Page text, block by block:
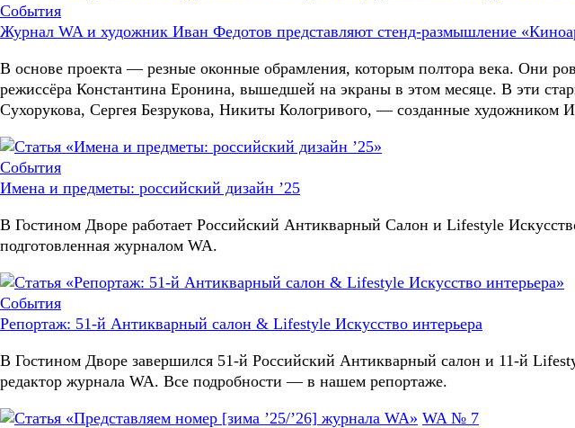
События
Журнал WA и художник Иван Федотов представляют стенд-размышление
В основе проекта — резные оконные обрамления, которым полтора века. Они
режиссёра Константина Еронина, вышедшей на экраны в этом месяце. В эти
Сухорукова, Сергея Безрукова, Никиты Кологривого, — созданные художником
События
Имена и предметы: российский дизайн ’25
В Гостином Дворе работает Российский Антикварный Салон и Lifestyle
подготовленная журналом WA.
События
Репортаж: 51-й Антикварный салон & Lifestyle Искусство интерьера
В Гостином Дворе завершился 51-й Российский Антикварный салон и 11-й
редактор журнала WA. Все подробности — в нашем репортаже.
WA № 7